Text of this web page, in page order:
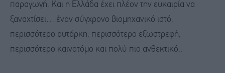
παραγωγή. Και η Ελλάδα έχει πλέον την ευκαιρία να
ξαναχτίσει… έναν σύγχρονο βιομηχανικό ιστό,
περισσότερο αυτάρκη, περισσότερο εξωστρεφή,
περισσότερο καινοτόμο και πολύ πιο ανθεκτικό..